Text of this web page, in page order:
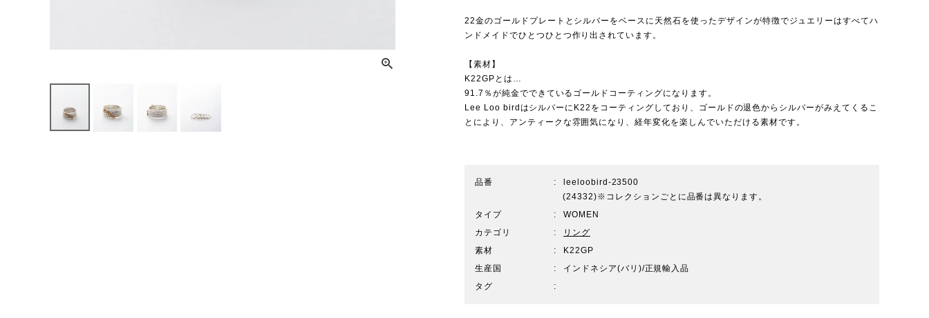
22金のゴールドプレートとシルバーをベースに天然石を使ったデザインが特徴でジュエリーはすべてハ
ンドメイドでひとつひとつ作り出されています。
【素材】
K22GPとは…
91.7％が純金でできているゴールドコーティングになります。
Lee Loo birdはシルバーにK22をコーティングしており、ゴールドの退色からシルバーがみえてくるこ
とにより、アンティークな雰囲気になり、経年変化を楽しんでいただける素材です。
品番
leeloobird-23500
(24332)※コレクションごとに品番は異なります。
タイプ
WOMEN
カテゴリ
リング
素材
K22GP
生産国
インドネシア(バリ)/正規輸入品
タグ